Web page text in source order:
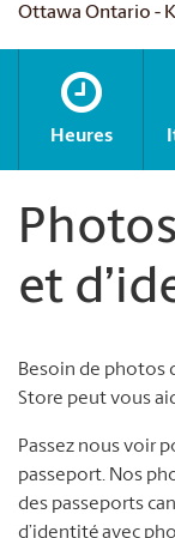
Ottawa Ontario -
Heures
et
Besoin de photos
Store peut vous
Passez nous voir
passeport. Nos
des passeports
d’identité avec